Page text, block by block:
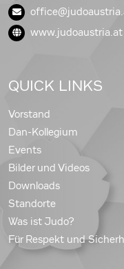
www.judoaustria.at
QUICK LINKS
Vorstand
Dan-Kollegium
Events
Bilder und Videos
Downloads
Standorte
Was ist Judo?
Für Respekt und